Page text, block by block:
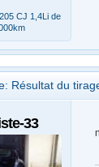
205 CJ 1,4Li de
Résultat du
33